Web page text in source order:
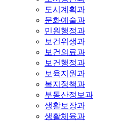
도시계획과
문화예술과
민원행정과
보건위생과
보건의료과
보건행정과
보육지원과
복지정책과
부동산정보과
생활보장과
생활체육과